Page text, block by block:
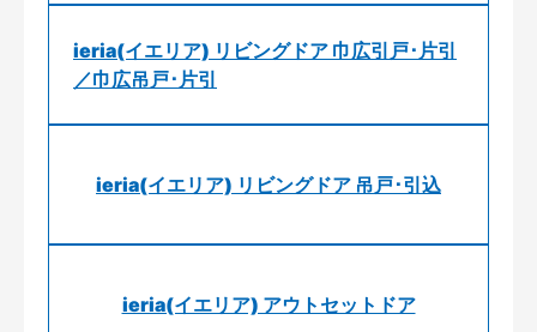
ieria(イエリア) リビングドア 巾広引戸･片引
／巾広吊戸･片引
ieria(イエリア) リビングドア 吊戸･引込
ieria(イエリア) アウトセットドア